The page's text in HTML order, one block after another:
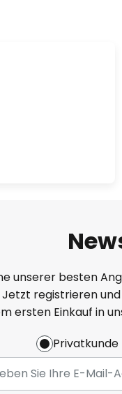
unserer besten
registrieren
ersten Einkauf in
Privatkunde